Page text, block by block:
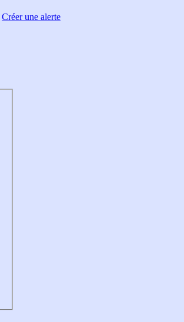
Créer une alerte